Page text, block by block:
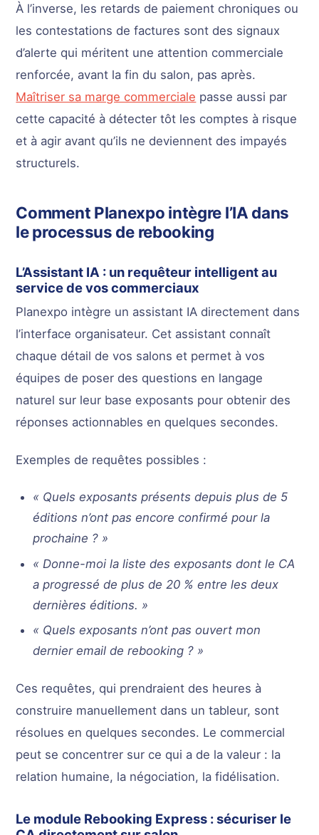
À l’inverse, les retards de paiement chroniques ou
les contestations de factures sont des signaux
d’alerte qui méritent une attention commerciale
renforcée, avant la fin du salon, pas après.
Maîtriser sa marge commerciale passe aussi par
cette capacité à détecter tôt les comptes à risque
et à agir avant qu’ils ne deviennent des impayés
structurels.
Comment Planexpo intègre l’IA dans
le processus de rebooking
L’Assistant IA : un requêteur intelligent au
service de vos commerciaux
Planexpo intègre un assistant IA directement dans
l’interface organisateur. Cet assistant connaît
chaque détail de vos salons et permet à vos
équipes de poser des questions en langage
naturel sur leur base exposants pour obtenir des
réponses actionnables en quelques secondes.
Exemples de requêtes possibles :
« Quels exposants présents depuis plus de 5
éditions n’ont pas encore confirmé pour la
prochaine ? »
« Donne-moi la liste des exposants dont le CA
a progressé de plus de 20 % entre les deux
dernières éditions. »
« Quels exposants n’ont pas ouvert mon
dernier email de rebooking ? »
Ces requêtes, qui prendraient des heures à
construire manuellement dans un tableur, sont
résolues en quelques secondes. Le commercial
peut se concentrer sur ce qui a de la valeur : la
relation humaine, la négociation, la fidélisation.
Le module Rebooking Express : sécuriser le